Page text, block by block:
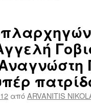
απόARVANITIS